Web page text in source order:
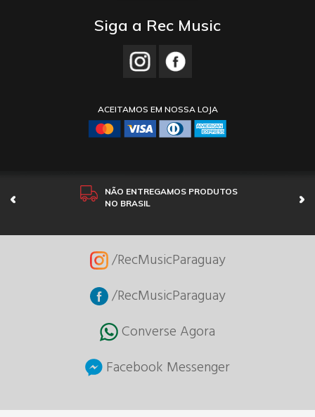
Siga a Rec Music
ACEITAMOS EM NOSSA LOJA
NÃO ENTREGAMOS PRODUTOS
NO BRASIL
/RecMusicParaguay
/RecMusicParaguay
Converse Agora
Facebook Messenger